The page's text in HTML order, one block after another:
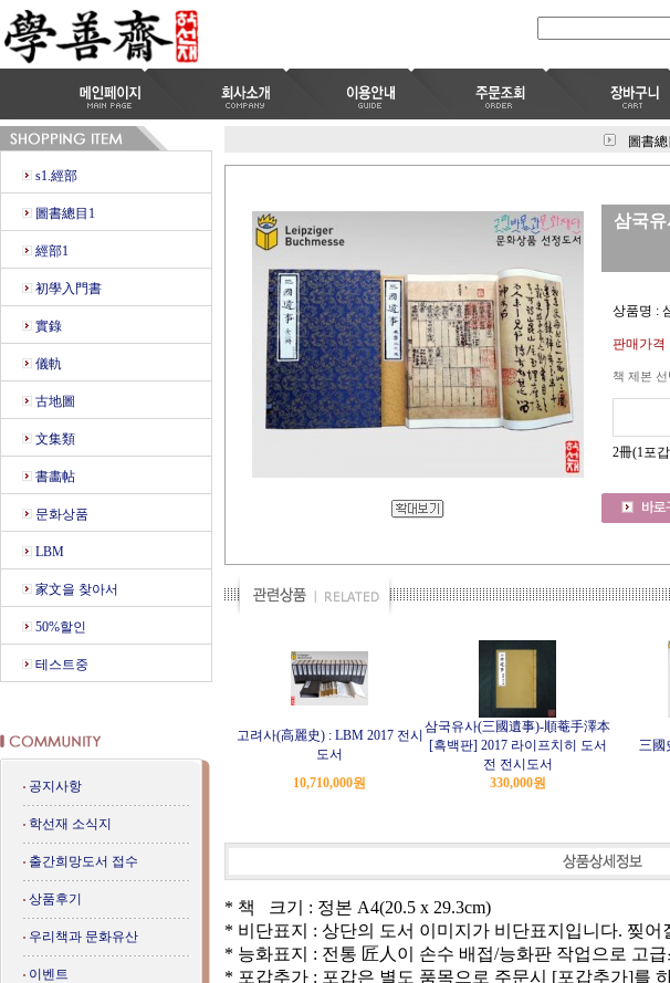
s1.經部
圖書總目1
經部1
初學入門書
實錄
儀軌
古地圖
文集類
書畵帖
문화상품
LBM
家文을 찾아서
50%할인
테스트중
공지사항
학선재 소식지
출간희망도서 접수
상품후기
우리책과 문화유산
이벤트
圖書總
삼국
상품명 :
판매가격
책 제본 선
2冊(1포
고려사(高麗史) : LBM 2017 전시
도서
삼국유사(三國遺事)-順菴手澤本
[흑백판] 2017 라이프치히 도서
전 전시도서
三國
10,710,000원 330,000원
* 책 크기 : 정본 A4(20.5 x 29.3cm)
* 비단표지 : 상단의 도서 이미지가 비단표지입니다. 찢어
* 능화표지 : 전통 匠人이 손수 배접/능화판 작업으로 고
* 포갑추가 : 포갑은 별도 품목으로 주문시 [포갑추가]를